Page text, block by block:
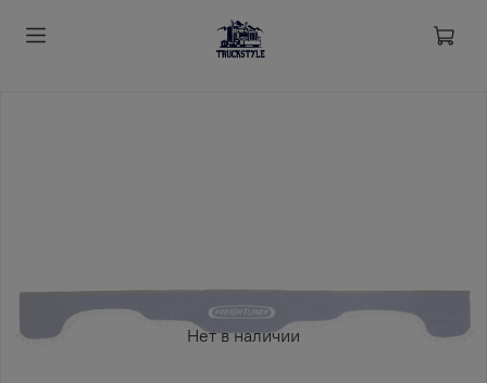
Нет в наличии